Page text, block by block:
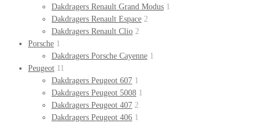
Dakdragers Renault Grand Modus 1
Dakdragers Renault Espace 2
Dakdragers Renault Clio 2
Porsche 1
Dakdragers Porsche Cayenne 1
Peugeot 11
Dakdragers Peugeot 607 1
Dakdragers Peugeot 5008 1
Dakdragers Peugeot 407 2
Dakdragers Peugeot 406 1